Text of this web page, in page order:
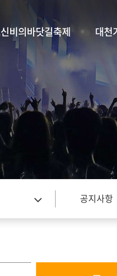
비의바닷길축제 대천
공지사항